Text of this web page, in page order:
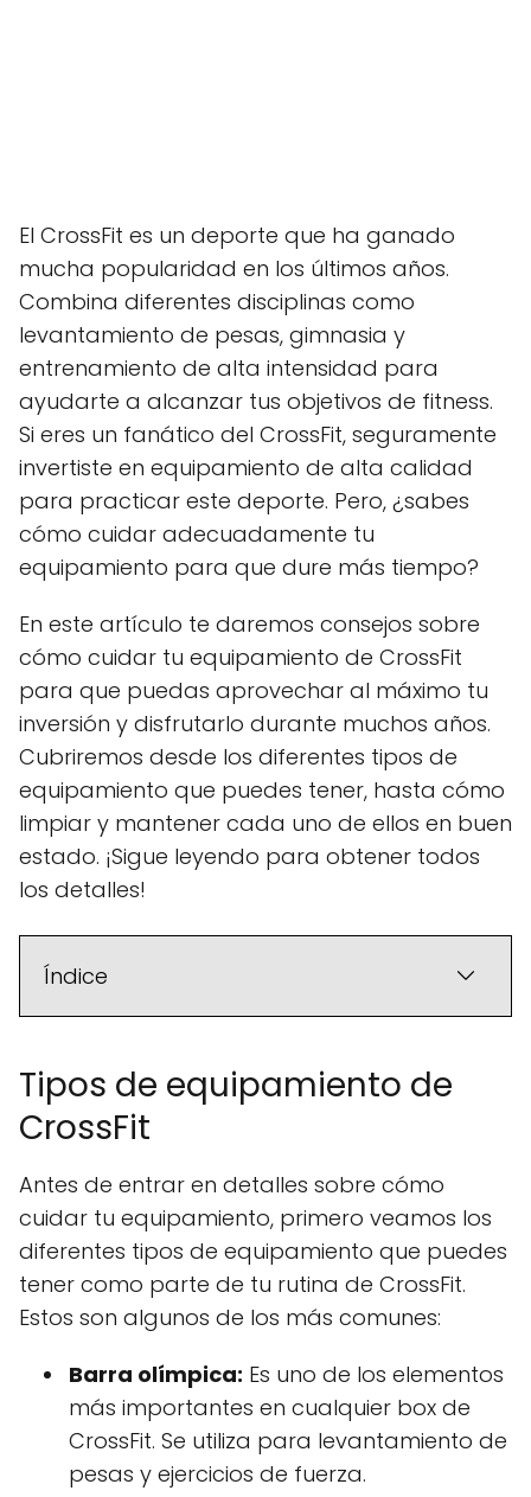
El CrossFit es un deporte que ha ganado
mucha popularidad en los últimos años.
Combina diferentes disciplinas como
levantamiento de pesas, gimnasia y
entrenamiento de alta intensidad para
ayudarte a alcanzar tus objetivos de fitness.
Si eres un fanático del CrossFit, seguramente
invertiste en equipamiento de alta calidad
para practicar este deporte. Pero, ¿sabes
cómo cuidar adecuadamente tu
equipamiento para que dure más tiempo?
En este artículo te daremos consejos sobre
cómo cuidar tu equipamiento de CrossFit
para que puedas aprovechar al máximo tu
inversión y disfrutarlo durante muchos años.
Cubriremos desde los diferentes tipos de
equipamiento que puedes tener, hasta cómo
limpiar y mantener cada uno de ellos en buen
estado. ¡Sigue leyendo para obtener todos
los detalles!
Índice
Tipos de equipamiento de
CrossFit
Antes de entrar en detalles sobre cómo
cuidar tu equipamiento, primero veamos los
diferentes tipos de equipamiento que puedes
tener como parte de tu rutina de CrossFit.
Estos son algunos de los más comunes:
Barra olímpica: Es uno de los elementos
más importantes en cualquier box de
CrossFit. Se utiliza para levantamiento de
pesas y ejercicios de fuerza.